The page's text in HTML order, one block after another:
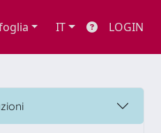
IT LOGIN